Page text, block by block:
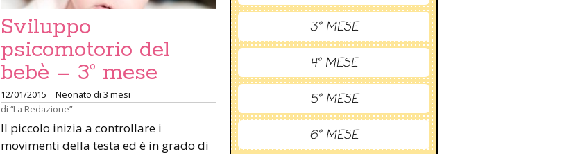
Sviluppo
psicomotorio del
bebè – 3° mese
12/01/2015
Neonato di 3 mesi
di “La Redazione”
Il piccolo inizia a controllare i
movimenti della testa ed è in grado di
3° MESE
4° MESE
5° MESE
6° MESE